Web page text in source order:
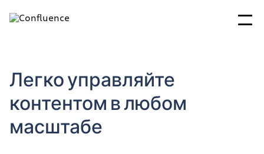
Легко управляйте
контентом в любом
масштабе